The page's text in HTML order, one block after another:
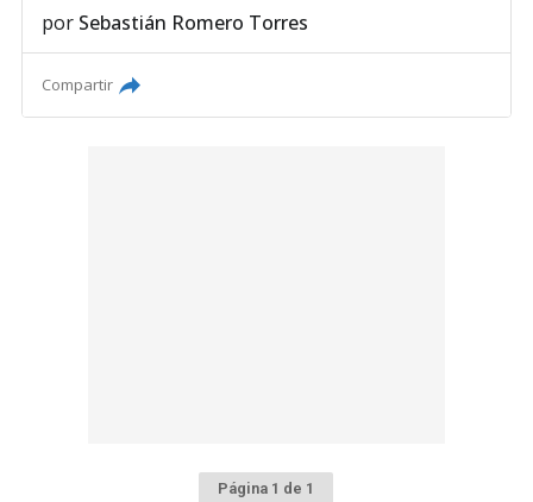
por Sebastián Romero Torres
Compartir
Página 1 de 1